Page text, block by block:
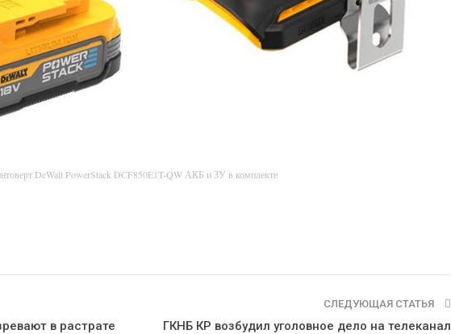
DeWalt PowerStack DCF850E1T-QW АКБ и ЗУ в комплекте
в растрате
СЛЕДУЮЩАЯ СТАТЬЯ
ГКНБ КР возбудил уголовное дело на телеканал